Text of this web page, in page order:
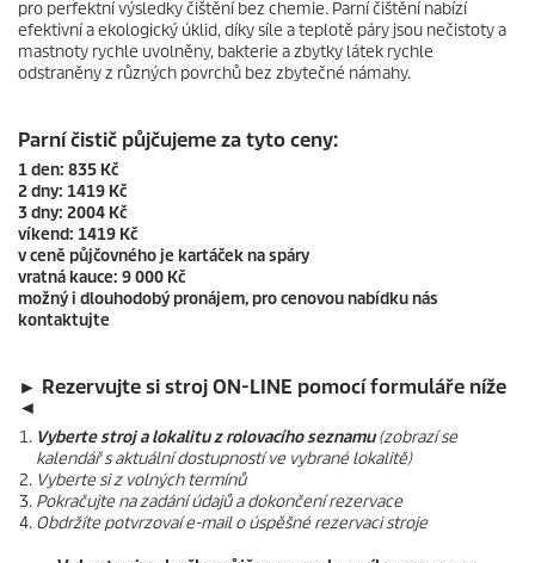
pro perfektní výsledky čištění bez chemie. Parní čištění nabízí
efektivní a ekologický úklid, díky síle a teplotě páry jsou nečistoty a
mastnoty rychle uvolněny, bakterie a zbytky látek rychle
odstraněny z různých povrchů bez zbytečné námahy.
Parní čistič půjčujeme za tyto ceny:
1 den: 835 Kč
2 dny: 1419 Kč
3 dny: 2004 Kč
víkend: 1419 Kč
v ceně půjčovného je kartáček na spáry
vratná kauce: 9 000 Kč
možný i dlouhodobý pronájem, pro cenovou nabídku nás
kontaktujte
► Rezervujte si stroj ON-LINE pomocí formuláře níže
◄
Vyberte stroj a lokalitu z rolovacího seznamu(zobrazí se
kalendář s aktuální dostupností ve vybrané lokalitě)
Vyberte si z volných termínů
Pokračujte na zadání údajů a dokončení rezervace
Obdržíte potvrzovaí e-mail o úspěšné rezervaci stroje